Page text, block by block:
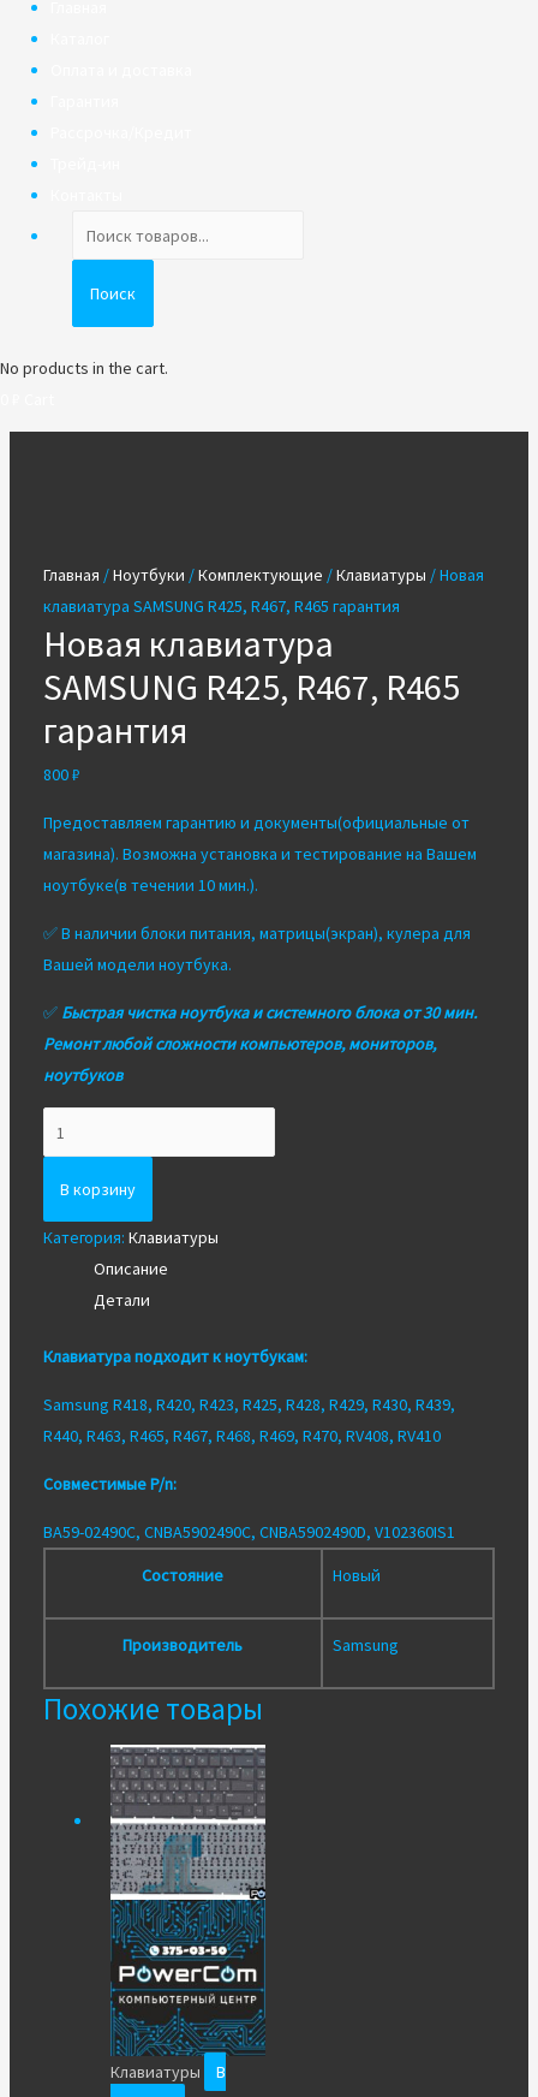
товаров
Поиск
No products in the cart.
Главная /Ноутбуки /Комплектующие /Клавиатуры / Новая
клавиатура SAMSUNG R425, R467, R465 гарантия
Новая клавиатура
SAMSUNG R425, R467, R465
гарантия
800₽
Предоставляем гарантию и документы(официальные от
магазина). Возможна установка и тестирование на Вашем
ноутбуке(в течении 10 мин.).
✅ В наличии блоки питания, матрицы(экран), кулера для
Вашей модели ноутбука.
✅ Быстрая чистка ноутбука и системного блока от 30 мин.
Ремонт любой сложности компьютеров, мониторов,
ноутбуков
Новая
клавиатура
SAMSUNG
R425,
В корзину
Категория: Клавиатуры
Описание
Детали
Клавиатура подходит к ноутбукам:
Samsung R418, R420, R423, R425, R428, R429, R430, R439,
R440, R463, R465, R467, R468, R469, R470, RV408, RV410
Совместимые P/n:
BA59-02490C, CNBA5902490C, CNBA5902490D, V102360IS1
Состояние
Новый
Производитель Samsung
Похожие товары
Клавиатуры
В